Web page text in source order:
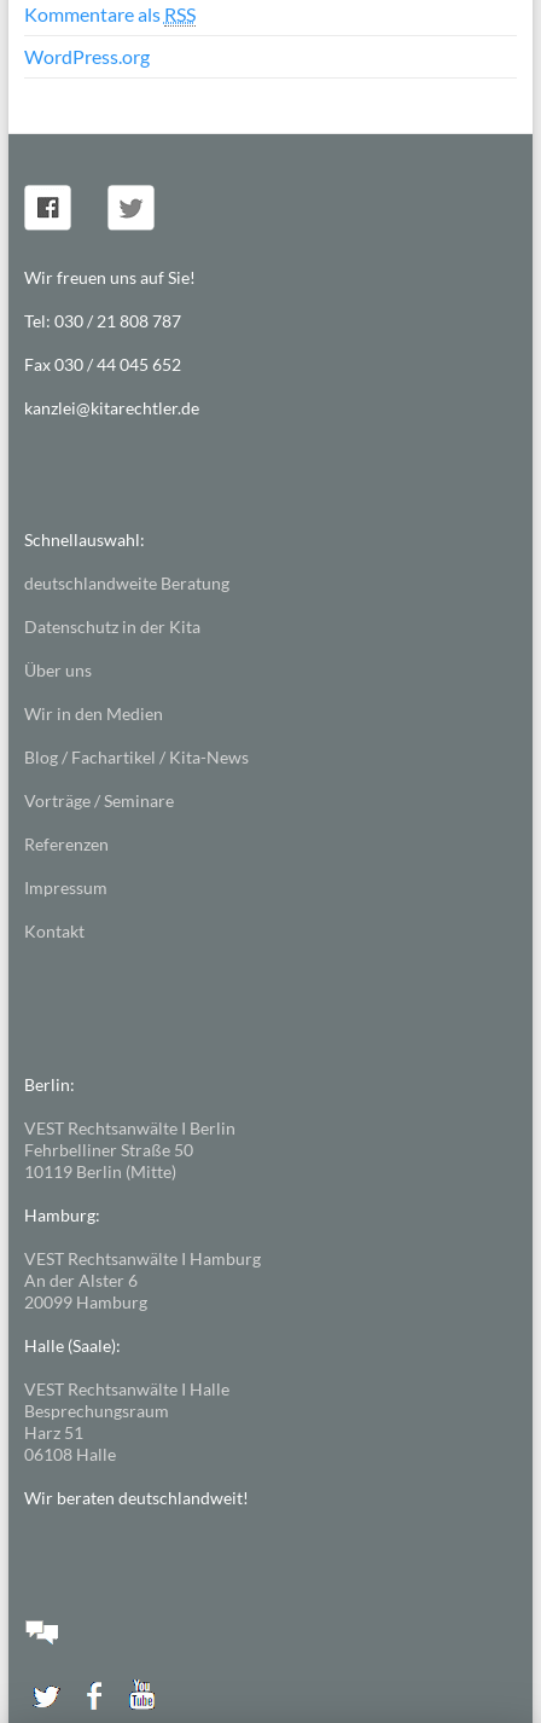
Kommentare als RSS
WordPress.org
Wir freuen uns auf Sie!
Tel: 030 / 21 808 787
Fax 030 / 44 045 652
kanzlei@kitarechtler.de
Schnellauswahl:
deutschlandweite Beratung
Datenschutz in der Kita
Über uns
Wir in den Medien
Blog / Fachartikel / Kita-News
Vorträge / Seminare
Referenzen
Impressum
Kontakt
Berlin:
VEST Rechtsanwälte I Berlin
Fehrbelliner Straße 50
10119 Berlin (Mitte)
Hamburg:
VEST Rechtsanwälte I Hamburg
An der Alster 6
20099 Hamburg
Halle (Saale):
VEST Rechtsanwälte I Halle
Besprechungsraum
Harz 51
06108 Halle
Wir beraten deutschlandweit!